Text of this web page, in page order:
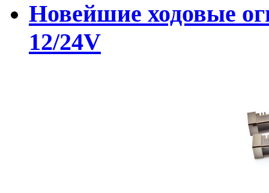
Новейшие ходовые
12/24V